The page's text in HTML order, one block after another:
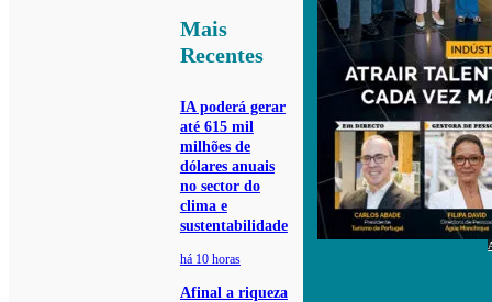
Mais
Recentes
IA poderá gerar
até 615 mil
milhões de
dólares anuais
no sector do
clima e
sustentabilidade
há 10 horas
Afinal a riqueza